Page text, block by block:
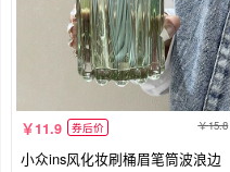
11.9 券后价 15.8
小众ins风化妆刷桶眉笔筒波浪边